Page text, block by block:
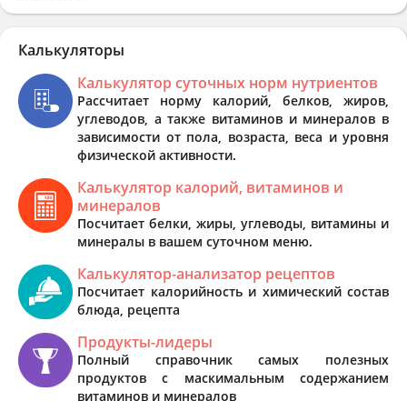
Калькуляторы
Калькулятор суточных норм нутриентов
Рассчитает норму калорий, белков, жиров,
углеводов, а также витаминов и минералов в
зависимости от пола, возраста, веса и уровня
физической активности.
Калькулятор калорий, витаминов и
минералов
Посчитает белки, жиры, углеводы, витамины и
минералы в вашем суточном меню.
Калькулятор-анализатор рецептов
Посчитает калорийность и химический состав
блюда, рецепта
Продукты-лидеры
Полный справочник самых полезных
продуктов с маскимальным содержанием
витаминов и минералов